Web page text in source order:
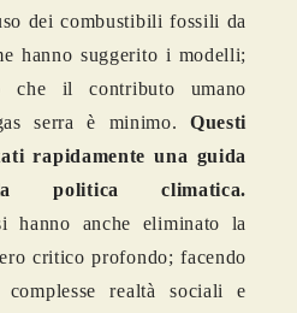
dei combustibili fossili da
hanno suggerito i modelli;
che il contributo umano
serra è minimo. Questi
rapidamente una guida
politica climatica.
hanno anche eliminato la
critico profondo; facendo
realtà sociali e